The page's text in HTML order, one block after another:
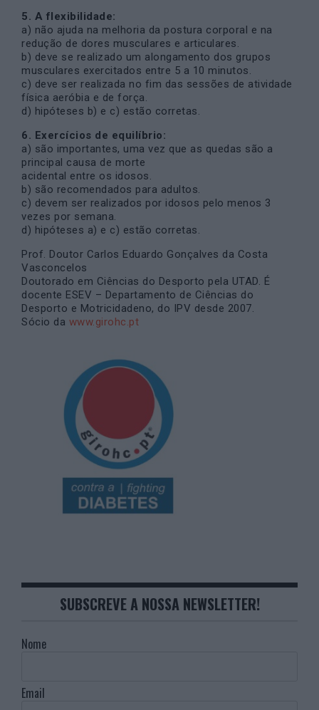
5. A flexibilidade:
a) não ajuda na melhoria da postura corporal e na
redução de dores musculares e articulares.
b) deve se realizado um alongamento dos grupos
musculares exercitados entre 5 a 10 minutos.
c) deve ser realizada no fim das sessões de atividade
física aeróbia e de força.
d) hipóteses b) e c) estão corretas.
6. Exercícios de equilíbrio:
a) são importantes, uma vez que as quedas são a
principal causa de morte
acidental entre os idosos.
b) são recomendados para adultos.
c) devem ser realizados por idosos pelo menos 3
vezes por semana.
d) hipóteses a) e c) estão corretas.
Prof. Doutor Carlos Eduardo Gonçalves da Costa
Vasconcelos
Doutorado em Ciências do Desporto pela UTAD. É
docente ESEV – Departamento de Ciências do
Desporto e Motricidadeno, do IPV desde 2007.
Sócio da www.girohc.pt
SUBSCREVE A NOSSA NEWSLETTER!
Nome
Email